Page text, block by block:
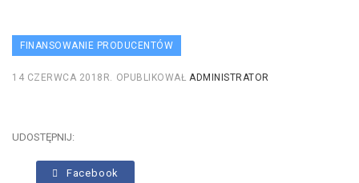
FINANSOWANIE PRODUCENTÓW
14 CZERWCA 2018R. OPUBLIKOWAŁ ADMINISTRATOR
UDOSTĘPNIJ:
Facebook